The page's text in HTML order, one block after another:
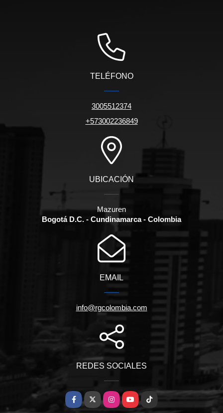
TELÉFONO
3005512374
+573002236849
UBICACIÓN
Mazuren
Bogotá D.C. - Cundinamarca - Colombia
EMAIL
info@rgcolombia.com
REDES SOCIALES
Facebook
X InstagramYouTubeTikTok